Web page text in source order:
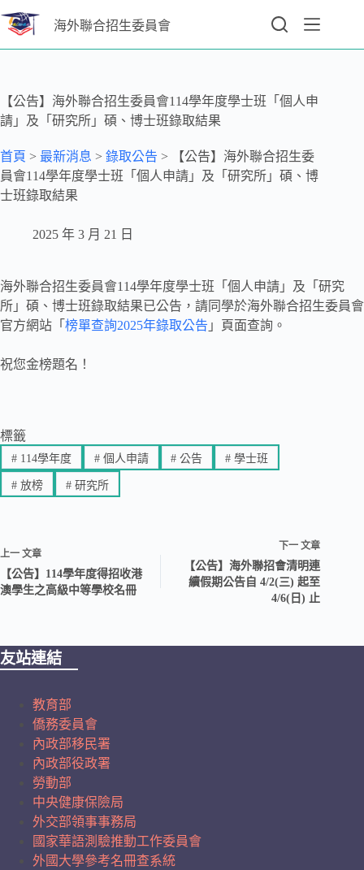
海外聯合招生委員會
【公告】海外聯合招生委員會114學年度學士班「個人申
請」及「研究所」碩、博士班錄取結果
首頁 > 最新消息 > 錄取公告 >
【公告】海外聯合招生委
員會114學年度學士班「個人申請」及「研究所」碩、博
士班錄取結果
2025 年 3 月 21 日
海外聯合招生委員會114學年度學士班「個人申請」及「研究
所」碩、博士班錄取結果已公告，請同學於海外聯合招生委員會
官方網站「 榜單查詢2025年錄取公告 」頁面查詢。
祝您金榜題名！
標籤
#114學年度 #個人申請 # 公告 # 學士班
#放榜 #研究所
上一 文章
【公告】114學年度得招收港
澳學生之高級中等學校名冊
下一文章
【公告】海外聯招會清明連
續假期公告自 4/2(三) 起至
4/6(日) 止
友站連結
教育部
僑務委員會
內政部移民署
內政部役政署
勞動部
中央健康保險局
外交部領事事務局
國家華語測驗推動工作委員會
外國大學參考名冊查系統